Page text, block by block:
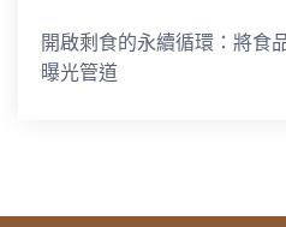
開啟剩食的永續循環：將食
曝光管道